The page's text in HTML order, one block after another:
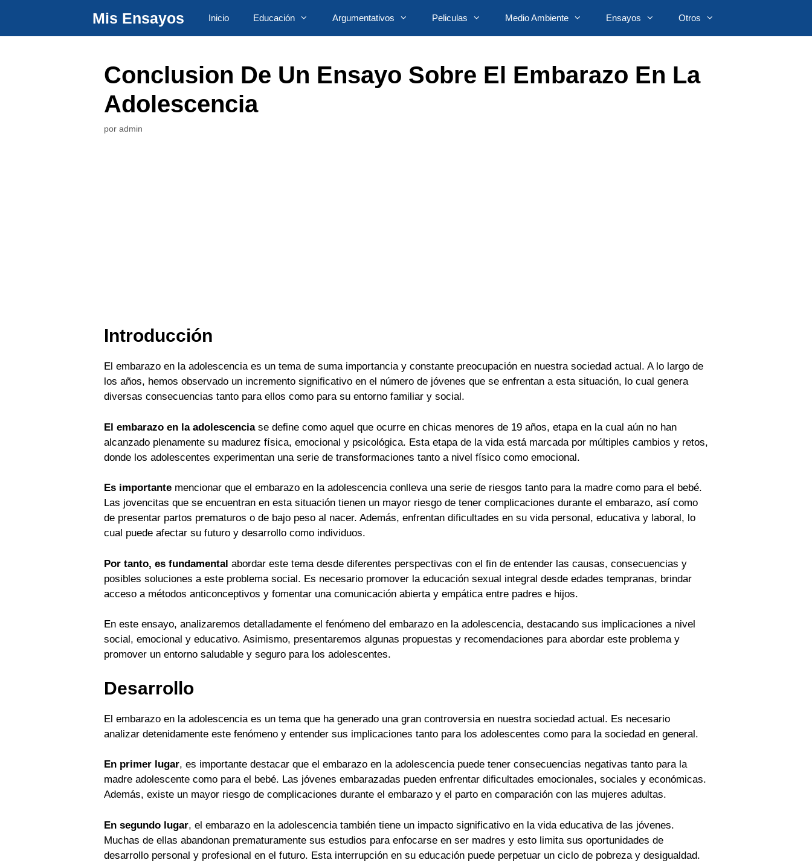
contenido
Mis Ensayos Inicio Educación Argumentativos Peliculas Medio Ambiente Ensayos Otros
Conclusion De Un Ensayo Sobre El Embarazo En La
Adolescencia
por admin
Introducción
El embarazo en la adolescencia es un tema de suma importancia y constante preocupación en nuestra sociedad actual. A lo largo de
los años, hemos observado un incremento significativo en el número de jóvenes que se enfrentan a esta situación, lo cual genera
diversas consecuencias tanto para ellos como para su entorno familiar y social.
El embarazo en la adolescenciase define como aquel que ocurre en chicas menores de 19 años, etapa en la cual aún no han
alcanzado plenamente su madurez física, emocional y psicológica. Esta etapa de la vida está marcada por múltiples cambios y retos,
donde los adolescentes experimentan una serie de transformaciones tanto a nivel físico como emocional.
Es importante mencionar que el embarazo en la adolescencia conlleva una serie de riesgos tanto para la madre como para el bebé.
Las jovencitas que se encuentran en esta situación tienen un mayor riesgo de tener complicaciones durante el embarazo, así como
de presentar partos prematuros o de bajo peso al nacer. Además, enfrentan dificultades en su vida personal, educativa y laboral, lo
cual puede afectar su futuro y desarrollo como individuos.
Por tanto, es fundamental abordar este tema desde diferentes perspectivas con el fin de entender las causas, consecuencias y
posibles soluciones a este problema social. Es necesario promover la educación sexual integral desde edades tempranas, brindar
acceso a métodos anticonceptivos y fomentar una comunicación abierta y empática entre padres e hijos.
En este ensayo, analizaremos detalladamente el fenómeno del embarazo en la adolescencia, destacando sus implicaciones a nivel
social, emocional y educativo. Asimismo, presentaremos algunas propuestas y recomendaciones para abordar este problema y
promover un entorno saludable y seguro para los adolescentes.
Desarrollo
El embarazo en la adolescencia es un tema que ha generado una gran controversia en nuestra sociedad actual. Es necesario
analizar detenidamente este fenómeno y entender sus implicaciones tanto para los adolescentes como para la sociedad en general.
En primer lugar, es importante destacar que el embarazo en la adolescencia puede tener consecuencias negativas tanto para la
madre adolescente como para el bebé. Las jóvenes embarazadas pueden enfrentar dificultades emocionales, sociales y económicas.
Además, existe un mayor riesgo de complicaciones durante el embarazo y el parto en comparación con las mujeres adultas.
En segundo lugar, el embarazo en la adolescencia también tiene un impacto significativo en la vida educativa de las jóvenes.
Muchas de ellas abandonan prematuramente sus estudios para enfocarse en ser madres y esto limita sus oportunidades de
desarrollo personal y profesional en el futuro. Esta interrupción en su educación puede perpetuar un ciclo de pobreza y desigualdad.